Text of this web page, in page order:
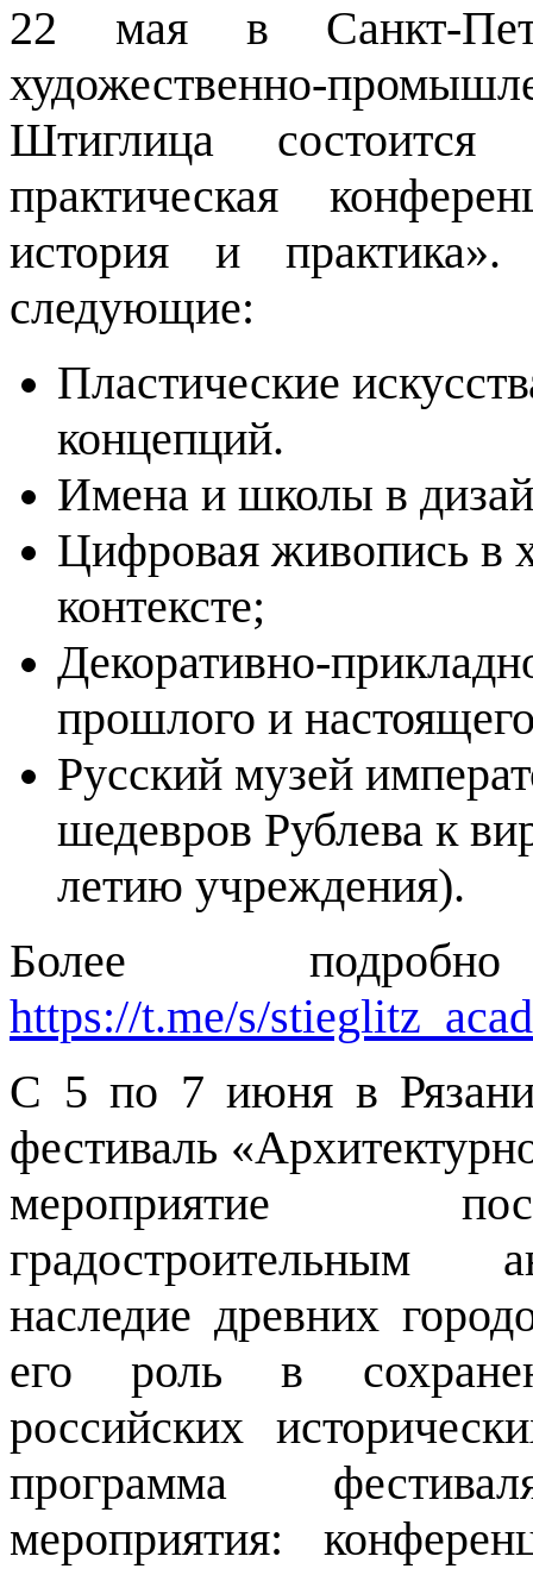
22 мая в Санкт-
художественно-
Штиглица
практическая
история и
следующие:
Пластические
концепций.
Имена и школы в
Цифровая живопись в
контексте;
Декоративно-
прошлого и
Русский музей
шедевров Рублева к
летию учреждения).
Более
https://t.me/s/
С 5 по 7 июня в
фестиваль
мероприятие
градостроительным
наследие древних
его роль в
российских
программа
мероприятия: